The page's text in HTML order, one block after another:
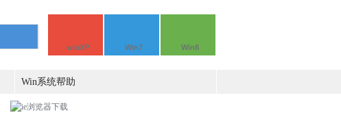
winXP Win7 Win8
Win系统帮助